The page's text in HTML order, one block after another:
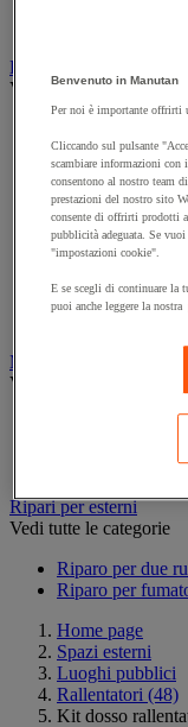
Luoghi pubblici
Vedi tutte le categorie
Barriera e
Fissaggio per
Guardrail
Paletto da strada
Passacavi stradali
Piastra di
Rallentatori
Mobili da esterno
Vedi tutte le categorie
Mobili da
Ripari per esterni
Vedi tutte le categorie
Riparo per due
Riparo per
Home page
Spazi esterni
Luoghi pubblici
Rallentatori (48)
Kit dosso
Benvenuto in Manutan
Per noi è importante offrirti
Cliccando sul pulsante
scambiare informazioni con
consentono al nostro team
prestazioni del nostro sito
consente di offrirti prodotti
pubblicità adeguata. Se
"impostazioni cookie".
E se scegli di continuare la
puoi anche leggere la nostra